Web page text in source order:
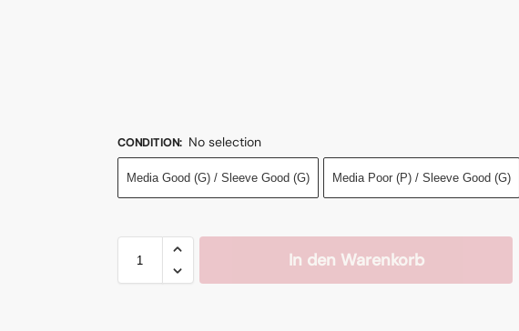
CONDITION: No selection
Media Good (G) / Sleeve Good (G) Media Poor (P) / Sleeve Good (G)
In den Warenkorb